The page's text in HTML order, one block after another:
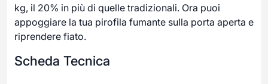
kg, il 20% in più di quelle tradizionali. Ora puoi
appoggiare la tua pirofila fumante sulla porta aperta e
riprendere fiato.
Scheda Tecnica